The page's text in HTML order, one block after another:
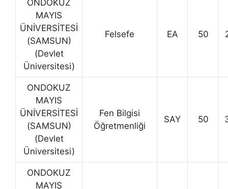
ONDOKUZ
MAYIS
ÜNİVERSİTESİ
(SAMSUN)
(Devlet
Üniversitesi)
Felsefe EA 50
ONDOKUZ
MAYIS
ÜNİVERSİTESİ
(SAMSUN)
(Devlet
Üniversitesi)
Fen Bilgisi
Öğretmenliği
SAY 50
ONDOKUZ
MAYIS